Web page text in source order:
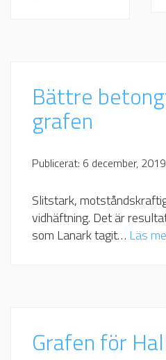
Bättre
grafen
Publicerat: 6 december, 2019
Slitstark,
vidhäftning. Det är
som Lanark tagit… Läs
Grafen för